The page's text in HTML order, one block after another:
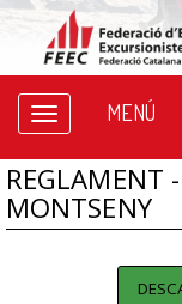
MENÚ
REGLAMENT
MONTSENY